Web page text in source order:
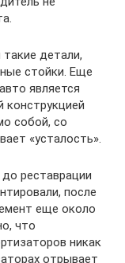
детали,
стойки. Еще
является
конструкцией
собой, со
«усталость».
реставрации
после
еще около
что
никак
отрывает